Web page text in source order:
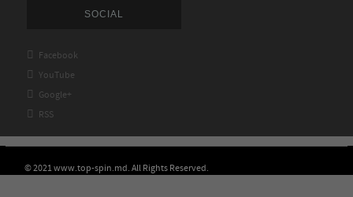
SOCIAL
 Facebook
 YouTube
 Google+
 RSS
© 2021 www.top-spin.md. All Rights Reserved.